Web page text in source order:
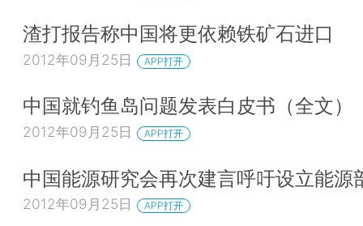
渣打报告称中国将更依赖铁矿石进口
2012年09月25日 APP打开
中国就钓鱼岛问题发表白皮书（全文）
2012年09月25日 APP打开
中国能源研究会再次建言呼吁设立能源
2012年09月25日 APP打开